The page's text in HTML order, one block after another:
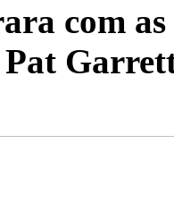
com as